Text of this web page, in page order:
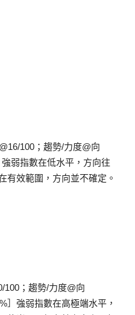
100；趨勢/力度@向
弱指數在低水平，方向往
有效範圍，方向並不確定。
100；趨勢/力度@向
］強弱指數在高極端水平，